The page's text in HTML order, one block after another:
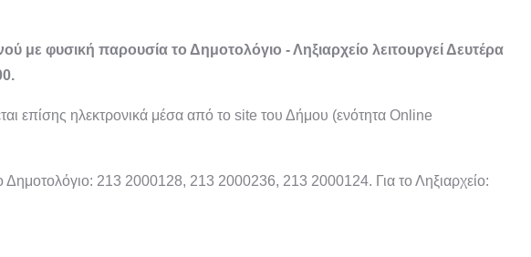
με φυσική παρουσία το Δημοτολόγιο - Ληξιαρχείο λειτουργεί Δευτέρα
επίσης ηλεκτρονικά μέσα από το site του Δήμου (ενότητα Online
Δημοτολόγιο: 213 2000128, 213 2000236, 213 2000124. Για το Ληξιαρχείο: